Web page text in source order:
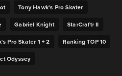
Tony Hawk's Pro Skater
Gabriel Knight
StarCraftr II
Pro Skater 1 + 2
Ranking TOP 10
Odyssey